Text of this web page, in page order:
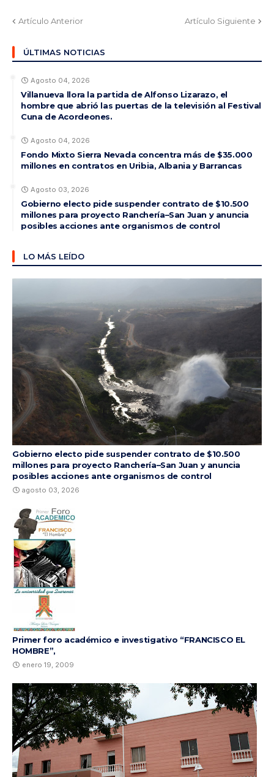
Artículo Anterior Artículo Siguiente
ÚLTIMAS NOTICIAS
Agosto 04, 2026
Villanueva llora la partida de Alfonso Lizarazo, el
hombre que abrió las puertas de la televisión al Festival
Cuna de Acordeones.
Agosto 04, 2026
Fondo Mixto Sierra Nevada concentra más de $35.000
millones en contratos en Uribia, Albania y Barrancas
Agosto 03, 2026
Gobierno electo pide suspender contrato de $10.500
millones para proyecto Ranchería–San Juan y anuncia
posibles acciones ante organismos de control
LO MÁS LEÍDO
Gobierno electo pide suspender contrato de $10.500
millones para proyecto Ranchería–San Juan y anuncia
posibles acciones ante organismos de control
agosto 03, 2026
Primer foro académico e investigativo “FRANCISCO EL
HOMBRE”,
enero 19, 2009